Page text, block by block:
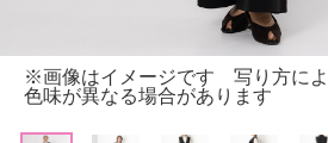
※画像はイメージです 写り方によ
色味が異なる場合があります